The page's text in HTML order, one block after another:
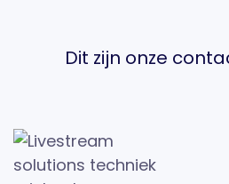
Dit zijn onze